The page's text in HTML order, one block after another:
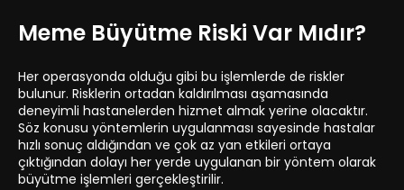
Meme Büyütme Riski Var Mıdır?
Her operasyonda olduğu gibi bu işlemlerde de riskler
bulunur. Risklerin ortadan kaldırılması aşamasında
deneyimli hastanelerden hizmet almak yerine olacaktır.
Söz konusu yöntemlerin uygulanması sayesinde hastalar
hızlı sonuç aldığından ve çok az yan etkileri ortaya
çıktığından dolayı her yerde uygulanan bir yöntem olarak
büyütme işlemleri gerçekleştirilir.